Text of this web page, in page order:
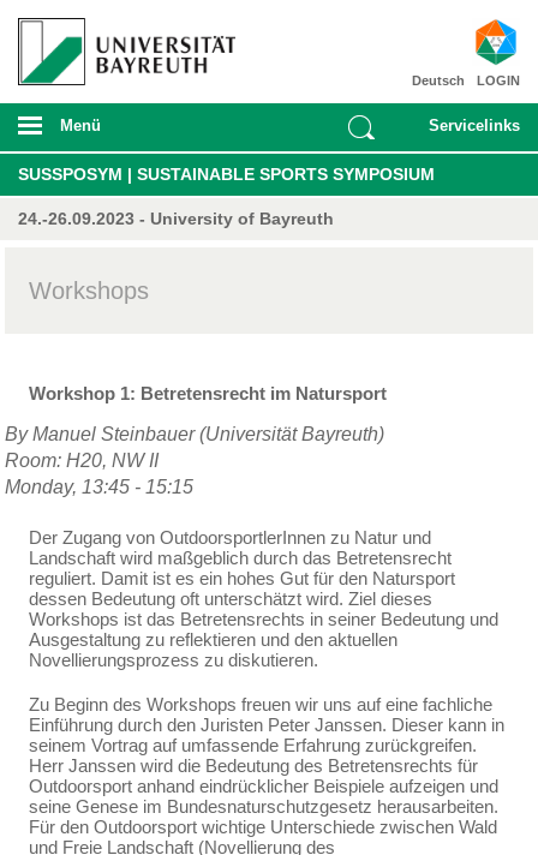
LOGIN
Deutsch
Menü Servicelinks
SUSSPOSYM | SUSTAINABLE SPORTS SYMPOSIUM
24.-26.09.2023 - University of Bayreuth
Workshops
Workshop 1: Betretensrecht im Natursport
By Manuel Steinbauer (Universität Bayreuth)
Room: H20, NW II
Monday, 13:45 - 15:15
Der Zugang von OutdoorsportlerInnen zu Natur und
Landschaft wird maßgeblich durch das Betretensrecht
reguliert. Damit ist es ein hohes Gut für den Natursport
dessen Bedeutung oft unterschätzt wird. Ziel dieses
Workshops ist das Betretensrechts in seiner Bedeutung und
Ausgestaltung zu reflektieren und den aktuellen
Novellierungsprozess zu diskutieren.
Zu Beginn des Workshops freuen wir uns auf eine fachliche
Einführung durch den Juristen Peter Janssen. Dieser kann in
seinem Vortrag auf umfassende Erfahrung zurückgreifen.
Herr Janssen wird die Bedeutung des Betretensrechts für
Outdoorsport anhand eindrücklicher Beispiele aufzeigen und
seine Genese im Bundesnaturschutzgesetz herausarbeiten.
Für den Outdoorsport wichtige Unterschiede zwischen Wald
und Freie Landschaft (Novellierung des